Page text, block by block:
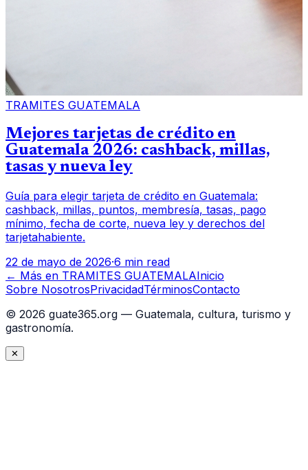
TRAMITES GUATEMALA
Mejores tarjetas de crédito en
Guatemala 2026: cashback, millas,
tasas y nueva ley
Guía para elegir tarjeta de crédito en Guatemala:
cashback, millas, puntos, membresía, tasas, pago
mínimo, fecha de corte, nueva ley y derechos del
tarjetahabiente.
22 de mayo de 2026·6 min read
← Más en TRAMITES GUATEMALAInicio
Sobre NosotrosPrivacidadTérminosContacto
© 2026 guate365.org — Guatemala, cultura, turismo y
gastronomía.
✕